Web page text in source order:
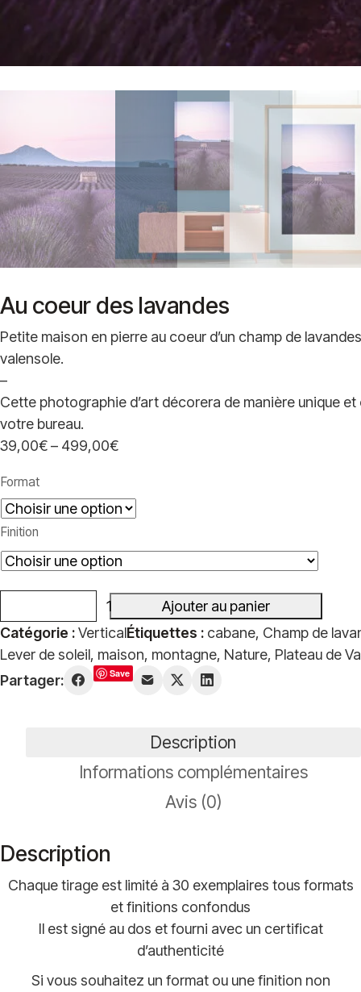
Au coeur des lavandes
Petite maison en pierre au coeur d’un champ de
valensole.
–
Cette photographie d’art décorera de manière unique
votre bureau.
39,00€– 499,00€
Plage
de
prix :
39,00€
499,00€
Format
Finition
de
Au
coeur
Ajouter au panier
Catégorie :VerticalÉtiquettes : cabane, Champ de
Lever de soleil, maison, montagne, Nature, Plateau de
Partager:
Save
Description
Informations complémentaires
Avis (0)
Description
Chaque tirage est limité à 30 exemplaires tous formats
et finitions confondus
Il est signé au dos et fourni avec un certificat
d’authenticité
Si vous souhaitez un format ou une finition non